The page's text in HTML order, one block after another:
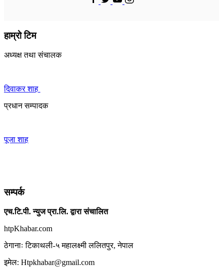
हाम्रो टिम
अध्यक्ष तथा संचालक
दिवाकर शाह
प्रधान सम्पादक
पूजा शाह
सम्पर्क
एच.टि.पी. न्युज प्रा.लि. द्वारा संचालित
htpKhabar.com
ठेगानाः टिकाथली-५ महालक्ष्मी ललितपुर, नेपाल
इमेल: Htpkhabar@gmail.com